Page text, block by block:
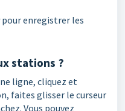
pour enregistrer les
stations ?
ligne, cliquez et
faites glisser le curseur
Vous pouvez